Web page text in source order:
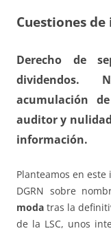
Cuestiones
Derecho de
dividendos.
acumulación
auditor y
información.
Planteamos en
DGRN sobre
moda tras la
de la LSC, unos